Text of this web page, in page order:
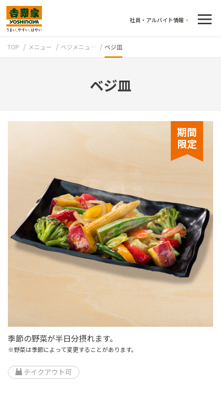
社員・アルバイト情報
牛丼のこだわり 吉野家の歴史
TOP メニュー ベジメニュ… ベジ皿
ベジ皿
期間
限定
季節の野菜が半日分摂れます。
※野菜は季節によって変更することがあります。
テイクアウト可